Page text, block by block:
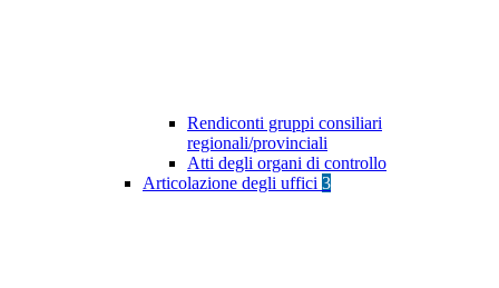
Rendiconti gruppi consiliari
regionali/provinciali
Atti degli organi di controllo
Articolazione degli uffici 3